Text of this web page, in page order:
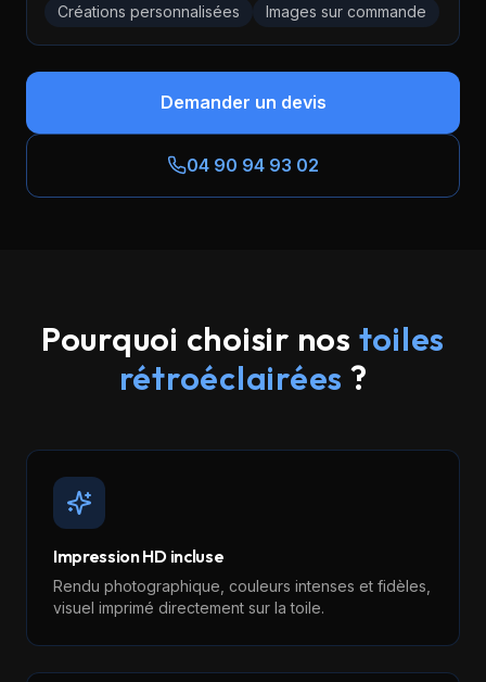
Créations personnalisées
Images sur commande
Demander un devis
04 90 94 93 02
Pourquoi choisir nos toiles
rétroéclairées ?
Impression HD incluse
Rendu photographique, couleurs intenses et fidèles,
visuel imprimé directement sur la toile.